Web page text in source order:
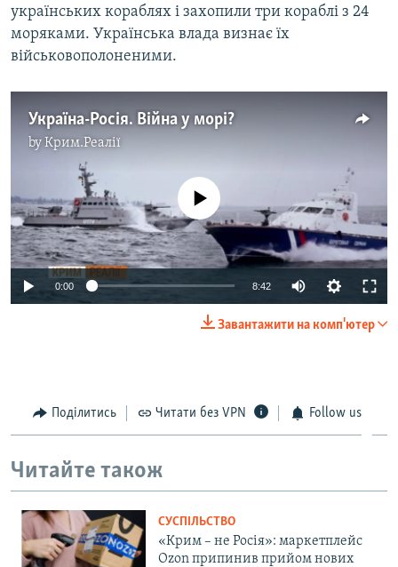
українських кораблях і захопили три кораблі з 24
моряками. Українська влада визнає їх
військовополоненими.
Україна-Росія. Війна у морі?
byКрим.Реалії
No media source currently available
0:00 8:42
Завантажити на комп'ютер
Поділитись Читати без VPN Follow us
Читайте також
СУСПІЛЬСТВО
«Крим – не Росія»: маркетплейс
Ozon припинив прийом нових